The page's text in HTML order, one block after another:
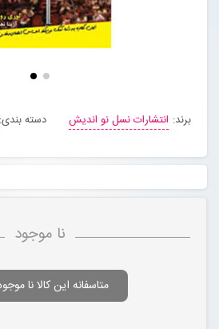
برند: انتشارات نسل نو اندیش دسته بندی:
نا موجود
متاسفانه این کالا نا